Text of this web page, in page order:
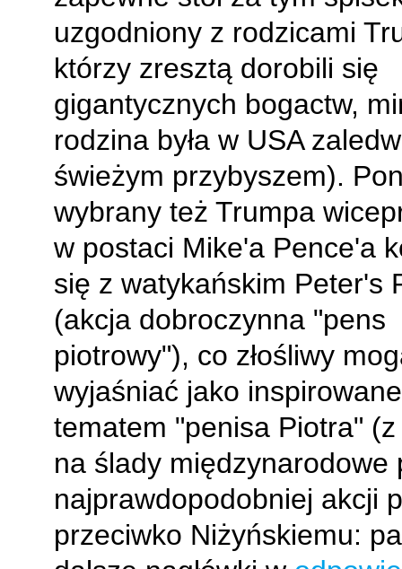
uzgodniony z rodzicami
którzy zresztą dorobili się
gigantycznych bogactw,
rodzina była w USA
świeżym przybyszem).
wybrany też Trumpa
w postaci Mike'a Pence'a
się z watykańskim Peter's
(akcja dobroczynna "pens
piotrowy"), co złośliwy
wyjaśniać jako inspirowane
tematem "penisa Piotra"
na ślady międzynarodowe
najprawdopodobniej akcji
przeciwko Niżyńskiemu: